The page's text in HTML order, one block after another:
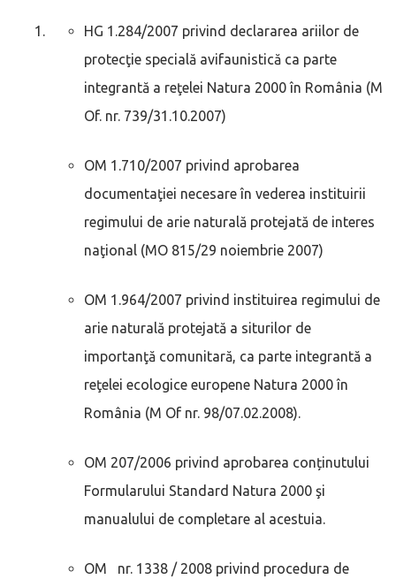
HG 1.284/2007 privind declararea ariilor de
protecţie specială avifaunistică ca parte
integrantă a reţelei Natura 2000 în România (M
Of. nr. 739/31.10.2007)
OM 1.710/2007 privind aprobarea
documentaţiei necesare în vederea instituirii
regimului de arie naturală protejată de interes
naţional (MO 815/29 noiembrie 2007)
OM 1.964/2007 privind instituirea regimului de
arie naturală protejată a siturilor de
importanţă comunitară, ca parte integrantă a
reţelei ecologice europene Natura 2000 în
România (M Of nr. 98/07.02.2008).
OM 207/2006 privind aprobarea conținutului
Formularului Standard Natura 2000 şi
manualului de completare al acestuia.
OM nr. 1338 / 2008 privind procedura de